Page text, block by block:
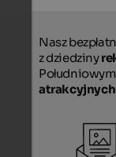
Nasz
z dziedziny